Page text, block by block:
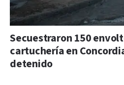
Secuestraron 150
cartuchería en
detenido